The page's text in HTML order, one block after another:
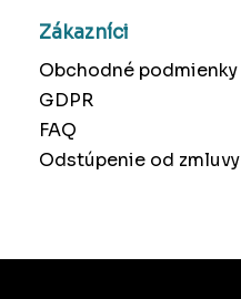
Zákazníci
Obchodné podmienky
GDPR
FAQ
Odstúpenie od zmluvy